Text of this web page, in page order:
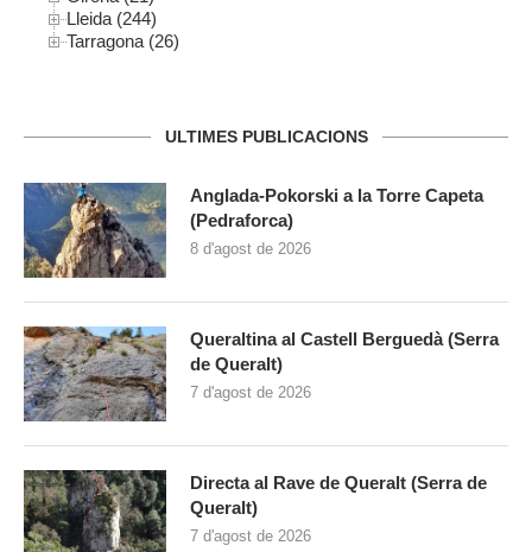
Lleida (244)
Tarragona (26)
ULTIMES PUBLICACIONS
Anglada-Pokorski a la Torre Capeta
(Pedraforca)
8 d'agost de 2026
Queraltina al Castell Berguedà (Serra
de Queralt)
7 d'agost de 2026
Directa al Rave de Queralt (Serra de
Queralt)
7 d'agost de 2026